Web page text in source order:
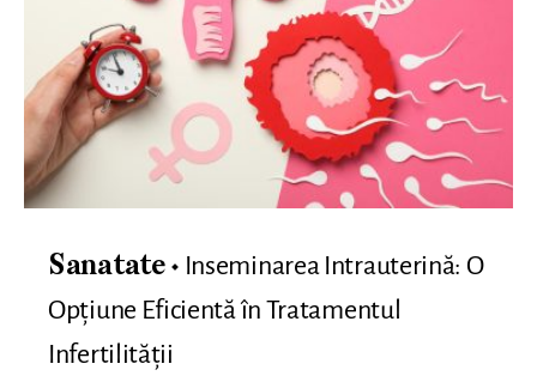
Sanatate
Inseminarea Intrauterină: O
Opțiune Eficientă în Tratamentul
Infertilității